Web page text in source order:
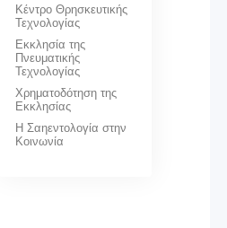
Κέντρο Θρησκευτικής
Τεχνολογίας
Εκκλησία της
Πνευματικής
Τεχνολογίας
Χρηματοδότηση της
Εκκλησίας
Η Σαηεντολογία στην
Κοινωνία